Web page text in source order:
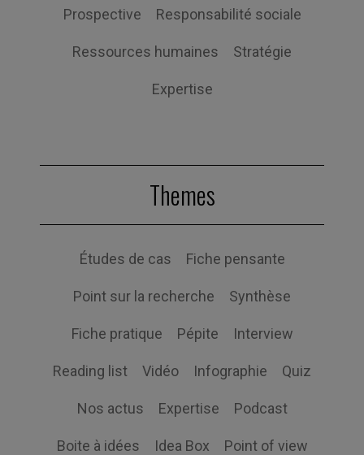
Prospective Responsabilité sociale
Ressources humaines Stratégie
Expertise
Themes
Études de cas Fiche pensante
Point sur la recherche Synthèse
Fiche pratique Pépite Interview
Reading list Vidéo Infographie Quiz
Nos actus Expertise Podcast
Boite à idées Idea Box Point of view